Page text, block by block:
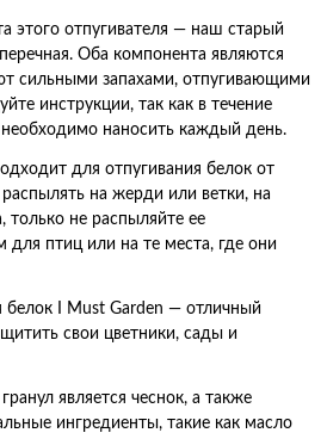
этого отпугивателя — наш старый
Оба компонента являются
сильными запахами, отпугивающими
инструкции, так как в течение
наносить каждый день.
для отпугивания белок от
на жерди или ветки, на
только не распыляйте ее
для птиц или на те места, где они
белок I Must Garden — отличный
свои цветники, сады и
является чеснок, а также
ингредиенты, такие как масло